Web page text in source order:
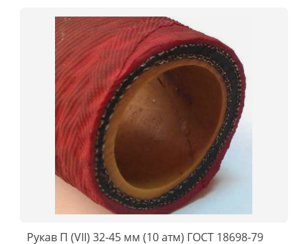
Рукав П (VII) 32-45 мм (10 атм) ГОСТ 18698-79